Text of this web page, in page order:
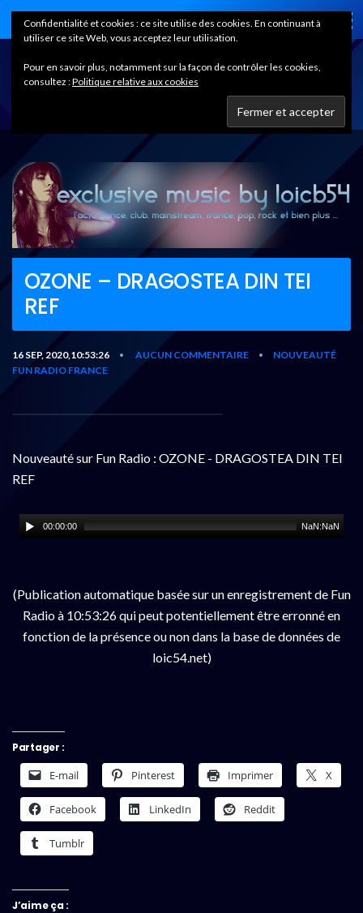
Home
OZONE – DRAGOSTEA DIN TEI
REF
16 SEP, 2020,10:53:26 • AUCUN COMMENTAIRE •
NOUVEAUTÉ
FUN RADIO FRANCE
Nouveauté sur Fun Radio : OZONE - DRAGOSTEA DIN TEI
REF
00:00:00 NaN:NaN
(Publication automatique basée sur un enregistrement de Fun
Radio à 10:53:26 qui peut potentiellement être erronné en
fonction de la présence ou non dans la base de données de
loic54.net)
Partager :
E-mail Pinterest Imprimer X
Facebook LinkedIn Reddit
Tumblr
J’aime ça :
Confidentialité et cookies : ce site utilise des cookies. En continuant à
utiliser ce site Web, vous acceptez leur utilisation.
Pour en savoir plus, notamment sur la façon de contrôler les cookies,
consultez :Politique relative aux cookies